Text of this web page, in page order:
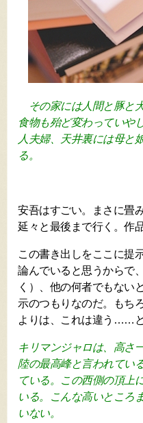
その家には人間と豚と
食物も殆ど変わっていや
人夫婦、天井裏には母と
る。
安吾はすごい。まさに畳
延々と最後まで行く。作
この書き出しをここに提
論んでいると思うからで
く）、他の何者でもない
示のつもりなのだ。もち
よりは、これは違う……
キリマンジャロは、高さ
陸の最高峰と言われてい
ている。この西側の頂上
いる。こんな高いところ
いない。